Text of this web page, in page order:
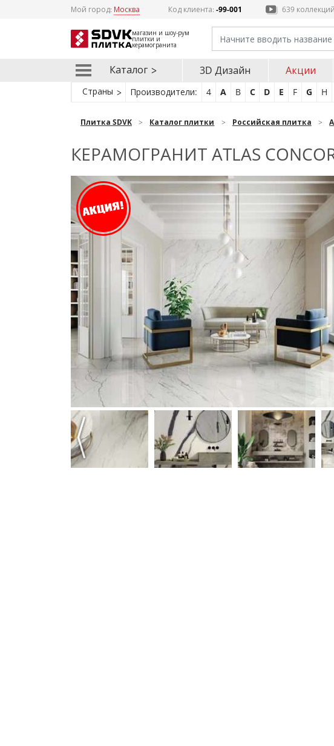
Мой город: Москва Код клиента: -99-001 639
магазин и шоу-рум
плитки и
керамогранита
Каталог 3D Дизайн Акции
Страны Производители: 4 A B C D E F G H
Плитка SDVK Каталог плитки Российская плитка
КЕРАМОГРАНИТ ATLAS